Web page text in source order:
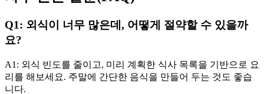
Q1: 외식이 너무 많은데, 어떻게 절약할 수 있을까
요?
A1: 외식 빈도를 줄이고, 미리 계획한 식사 목록을 기반으로 요
리를 해보세요. 주말에 간단한 음식을 만들어 두는 것도 좋습
니다.